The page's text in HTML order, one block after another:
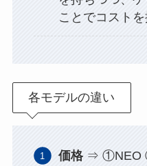
ことでコスト
各モデルの違い
価格⇒ ①NEO